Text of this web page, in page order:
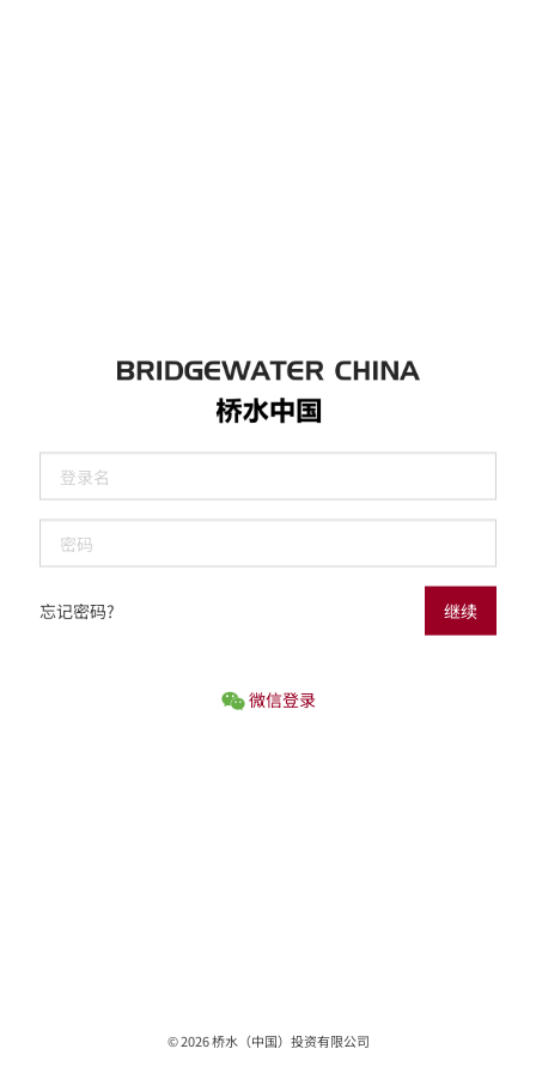
忘记密码? 继续
微信登录
©2026桥水（中国）投资有限公司